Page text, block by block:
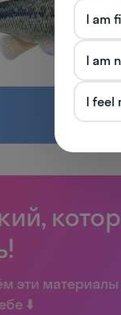
эти материалы
⬇️
I am
I am
I feel